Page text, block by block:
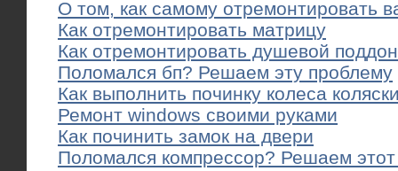
О том, как самому отремонтировать
Как отремонтировать матрицу
Как отремонтировать душевой поддон
Поломался бп? Решаем эту проблему
Как выполнить починку колеса
Ремонт windows своими руками
Как починить замок на двери
Поломался компрессор? Решаем этот